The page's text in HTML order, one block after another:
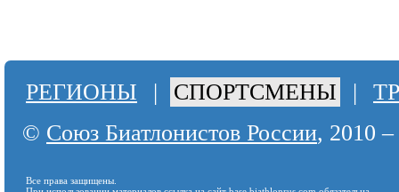
РЕГИОНЫ | СПОРТСМЕНЫ |
© Союз Биатлонистов России, 2010
Все права защищены.